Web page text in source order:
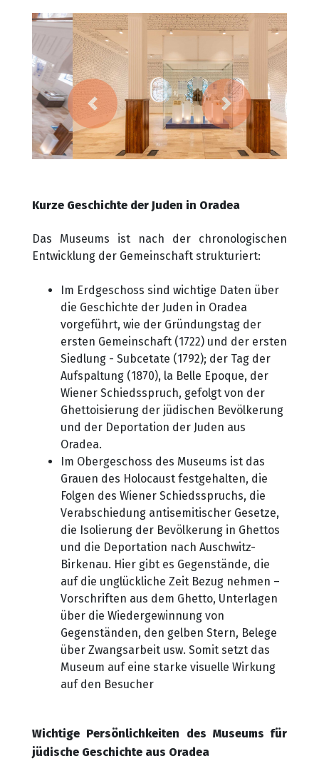
vorherige Seite nächste Seite
Kurze Geschichte der Juden in Oradea
Das Museums ist nach der chronologischen
Entwicklung der Gemeinschaft strukturiert:
Im Erdgeschoss sind wichtige Daten über
die Geschichte der Juden in Oradea
vorgeführt, wie der Gründungstag der
ersten Gemeinschaft (1722) und der ersten
Siedlung - Subcetate (1792); der Tag der
Aufspaltung (1870), la Belle Epoque, der
Wiener Schiedsspruch, gefolgt von der
Ghettoisierung der jüdischen Bevölkerung
und der Deportation der Juden aus
Oradea.
Im Obergeschoss des Museums ist das
Grauen des Holocaust festgehalten, die
Folgen des Wiener Schiedsspruchs, die
Verabschiedung antisemitischer Gesetze,
die Isolierung der Bevölkerung in Ghettos
und die Deportation nach Auschwitz-
Birkenau. Hier gibt es Gegenstände, die
auf die unglückliche Zeit Bezug nehmen –
Vorschriften aus dem Ghetto, Unterlagen
über die Wiedergewinnung von
Gegenständen, den gelben Stern, Belege
über Zwangsarbeit usw. Somit setzt das
Museum auf eine starke visuelle Wirkung
auf den Besucher
Wichtige Persönlichkeiten des Museums für
jüdische Geschichte aus Oradea